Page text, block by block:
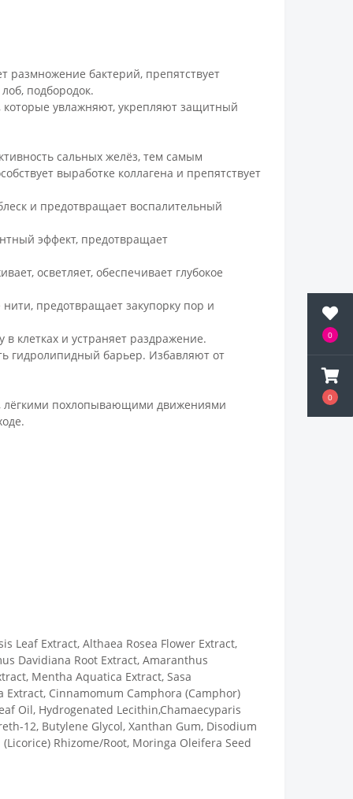
0
0
размножение бактерий, препятствует
подбородок.
которые увлажняют, укрепляют защитный
сальных желёз, тем самым
выработке коллагена и препятствует
и предотвращает воспалительный
эффект, предотвращает
осветляет, обеспечивает глубокое
предотвращает закупорку пор и
клетках и устраняет раздражение.
гидролипидный барьер. Избавляют от
лёгкими похлопывающими движениями
Leaf Extract, Althaea Rosea Flower Extract,
Davidiana Root Extract, Amaranthus
Mentha Aquatica Extract, Sasa
Cinnamomum Camphora (Camphor)
Oil, Hydrogenated Lecithin,Chamaecyparis
12, Butylene Glycol, Xanthan Gum, Disodium
Rhizome/Root, Moringa Oleifera Seed